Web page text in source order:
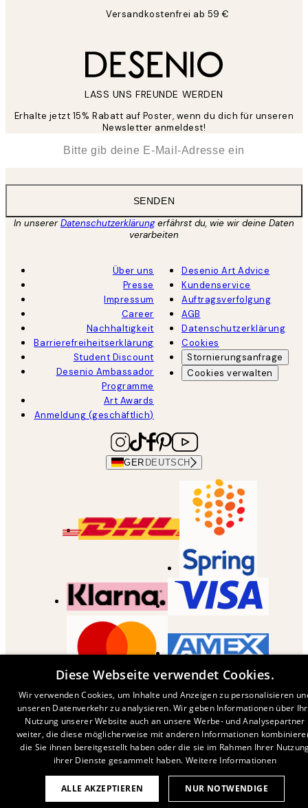
Versandkostenfrei ab 59 €
LASS UNS FREUNDE WERDEN
Erhalte jetzt 15% Rabatt auf Poster, wenn du dich für unseren
Newsletter anmeldest!
SENDEN
In unsererDatenschutzerklärungerfährst du, wie wir deine Daten
verarbeiten
Über uns
Presse
Impressum
Career
Nachhaltigkeit
Barrierefreiheitserklärung
Student Discount
Desenio Ambassador
Programme
Art Awards
Anmeldung (geschäftlich)
Desenio Art Advice
Kundenservice
Auftragsverfolgung
AGB
Datenschutzerklärung
Cookies
Stornierungsanfrage
Cookies verwalten
GER DEUTSCH
Diese Webseite verwendet Cookies.
Wir verwenden Cookies, um Inhalte und Anzeigen zu personalisieren
unseren Datenverkehr zu analysieren. Wir geben Informationen über
Nutzung unserer Website auch an unsere Werbe- und Analysepartner
weiter, die diese möglicherweise mit anderen Informationen
die Sie ihnen bereitgestellt haben oder die sie im Rahmen Ihrer
ihrer Dienste gesammelt haben. Weitere Informationen
ALLE AKZEPTIEREN NUR NOTWENDIGE